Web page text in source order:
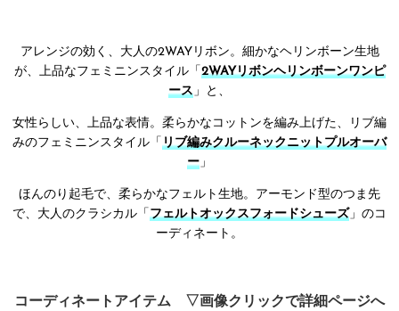
アレンジの効く、大人の2WAYリボン。細かなヘリンボーン生地
が、上品なフェミニンスタイル「 2WAYリボンヘリンボーンワンピ
ース 」と、
女性らしい、上品な表情。柔らかなコットンを編み上げた、リブ編
みのフェミニンスタイル「 リブ編みクルーネックニットプルオーバ
ー 」
ほんのり起毛で、柔らかなフェルト生地。アーモンド型のつま先
で、大人のクラシカル「 フェルトオックスフォードシューズ 」のコ
ーディネート。
コーディネートアイテム ▽画像クリックで詳細ページへ